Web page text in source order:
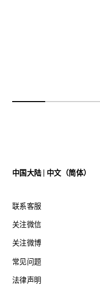
中国大陆 | 中文（简体）
联系客服
关注微信
关注微博
常见问题
法律声明